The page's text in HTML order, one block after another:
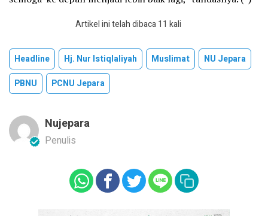
Artikel ini telah dibaca 11 kali
Headline Hj. Nur Istiqlaliyah Muslimat
NU Jepara
PBNU
PCNU Jepara
Nujepara
Penulis